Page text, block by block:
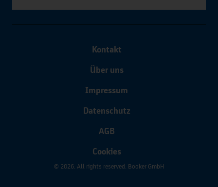
Kontakt
Über uns
Impressum
Datenschutz
AGB
Cookies
© 2026. All rights reserved. Booker GmbH